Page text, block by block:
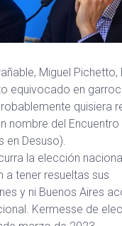
Miguel Pichetto,
equivocado en
quisiera
nombre del
en Desuso).
la elección
a tener resueltas sus
y ni Buenos Aires
Kermesse de